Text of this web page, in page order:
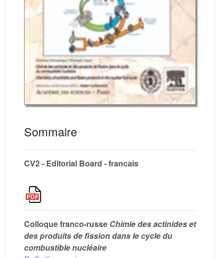
Sommaire
CV2 - Editorial Board - francais
Colloque franco-russe Chimie des actinides et
des produits de fission dans le cycle du
combustible nucléaire